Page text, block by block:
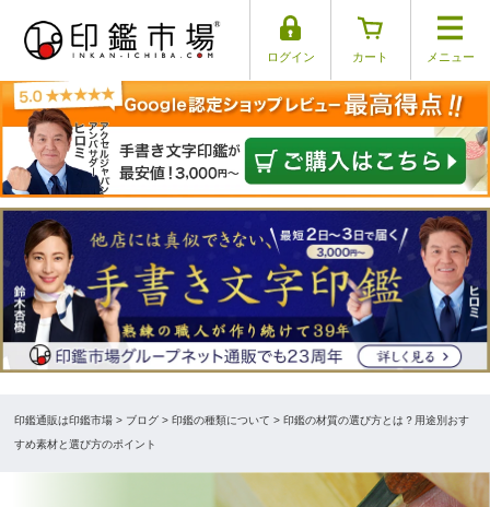
ログイン カート メニュー
印鑑通販は印鑑市場 > ブログ > 印鑑の種類について > 印鑑の材質の選び方とは？用途別おす
すめ素材と選び方のポイント